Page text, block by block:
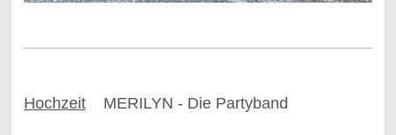
HochzeitMERILYN - Die Partyband